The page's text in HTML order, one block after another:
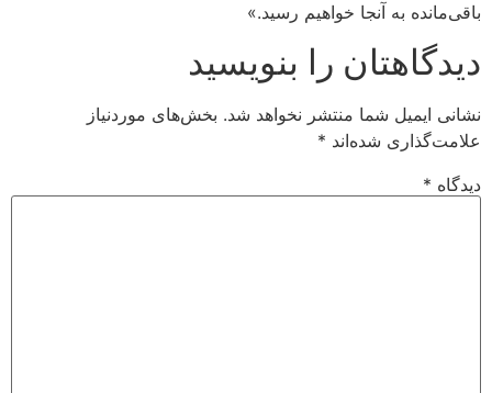
باقی‌مانده به آنجا خواهیم رسید.»
دیدگاهتان را بنویسید
نشانی ایمیل شما منتشر نخواهد شد. بخش‌های موردنیاز
علامت‌گذاری شده‌اند *
دیدگاه *